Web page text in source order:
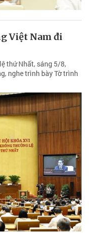
Việt Nam đi
thứ Nhất, sáng 5/8,
nghe trình bày Tờ trình